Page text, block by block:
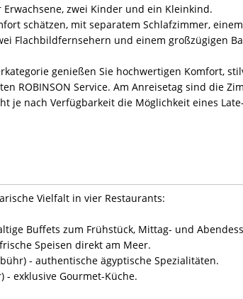
zwei Kinder und ein Kleinkind.
schätzen, mit separatem Schlafzimmer, einem
Flachbildfernsehern und einem großzügigen
genießen Sie hochwertigen Komfort,
ROBINSON Service. Am Anreisetag sind die
je nach Verfügbarkeit die Möglichkeit eines
Vielfalt in vier Restaurants:
Buffets zum Frühstück, Mittag- und
Speisen direkt am Meer.
- authentische ägyptische Spezialitäten.
- exklusive Gourmet-Küche.